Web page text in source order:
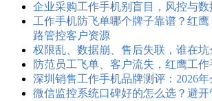
企业采购工作手机别盲目，风控与
工作手机防飞单哪个牌子靠谱？红
路管控客户资源
权限乱、数据崩、售后失联，谁在坑
防范员工飞单、客户流失，红鹰工
深圳销售工作手机品牌测评：2026
微信监控系统口碑好的怎么选？避